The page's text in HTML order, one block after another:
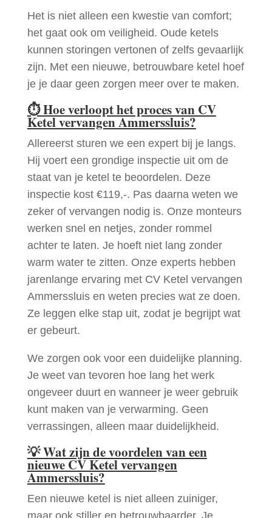
Het is niet alleen een kwestie van comfort;
het gaat ook om veiligheid. Oude ketels
kunnen storingen vertonen of zelfs gevaarlijk
zijn. Met een nieuwe, betrouwbare ketel hoef
je je daar geen zorgen meer over te maken.
⏱Hoe verloopt het proces van CV
Ketel vervangen Ammerssluis?
Allereerst sturen we een expert bij je langs.
Hij voert een grondige inspectie uit om de
staat van je ketel te beoordelen. Deze
inspectie kost €119,-. Pas daarna weten we
zeker of vervangen nodig is. Onze monteurs
werken snel en netjes, zonder rommel
achter te laten. Je hoeft niet lang zonder
warm water te zitten. Onze experts hebben
jarenlange ervaring met CV Ketel vervangen
Ammerssluis en weten precies wat ze doen.
Ze leggen elke stap uit, zodat je begrijpt wat
er gebeurt.
We zorgen ook voor een duidelijke planning.
Je weet van tevoren hoe lang het werk
ongeveer duurt en wanneer je weer gebruik
kunt maken van je verwarming. Geen
verrassingen, alleen maar duidelijkheid.
💡Wat zijn de voordelen van een
nieuwe CV Ketel vervangen
Ammerssluis?
Een nieuwe ketel is niet alleen zuiniger,
maar ook stiller en betrouwbaarder. Je